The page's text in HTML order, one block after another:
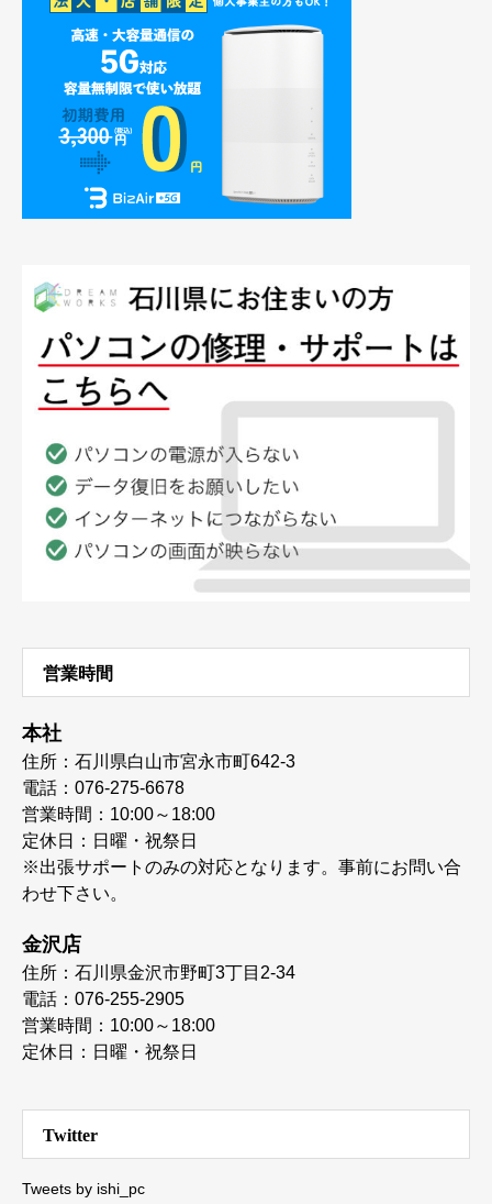
営業時間
本社
住所：石川県白山市宮永市町642-3
電話：076-275-6678
営業時間：10:00～18:00
定休日：日曜・祝祭日
※出張サポートのみの対応となります。事前にお問い合
わせ下さい。
金沢店
住所：石川県金沢市野町3丁目2-34
電話：076-255-2905
営業時間：10:00～18:00
定休日：日曜・祝祭日
Twitter
Tweets by ishi_pc